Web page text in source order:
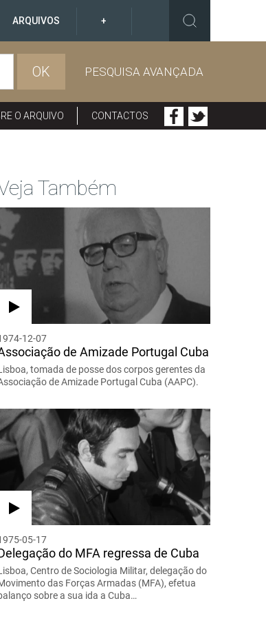
ARQUIVOS +
OK PESQUISA AVANÇADA
O ARQUIVO CONTACTOS
Também
12-07
de Amizade Portugal Cuba
tomada de posse dos corpos gerentes da
de Amizade Portugal Cuba (AAPC).
05-17
do MFA regressa de Cuba
Centro de Sociologia Militar, delegação do
das Forças Armadas (MFA), efetua
sobre a sua ida a Cuba…